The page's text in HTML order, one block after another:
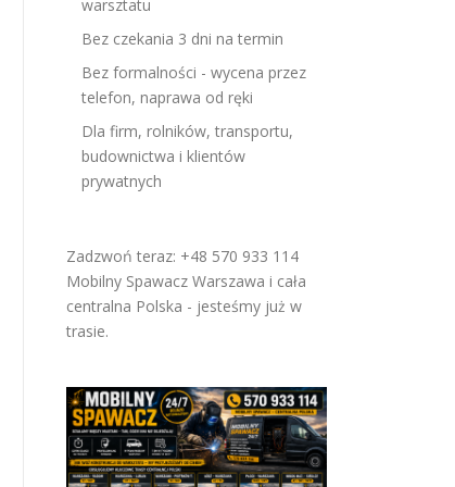
warsztatu
Bez czekania 3 dni na termin
Bez formalności - wycena przez
telefon, naprawa od ręki
Dla firm, rolników, transportu,
budownictwa i klientów
prywatnych
Zadzwoń teraz: +48 570 933 114
Mobilny Spawacz Warszawa i cała
centralna Polska - jesteśmy już w
trasie.